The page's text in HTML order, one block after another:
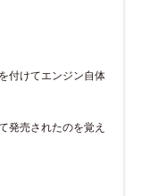
付けてエンジン自体
発売されたのを覚え